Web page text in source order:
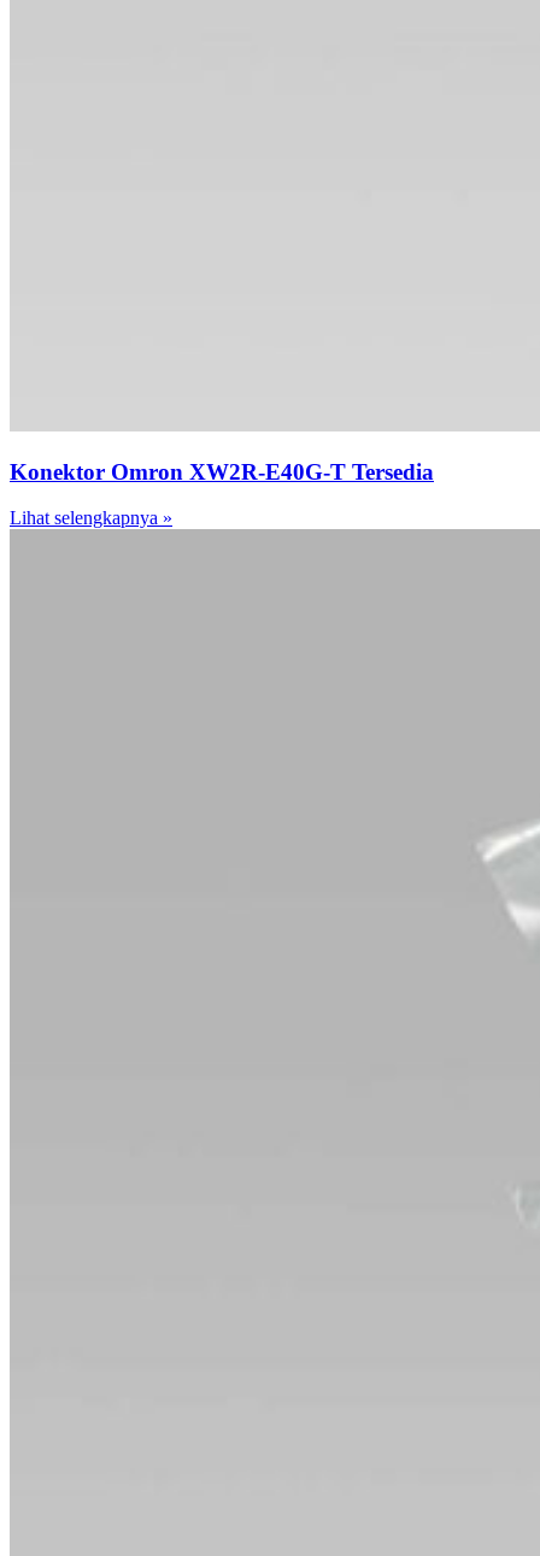
Konektor Omron XW2R-E40G-T Tersedia
Lihat selengkapnya »